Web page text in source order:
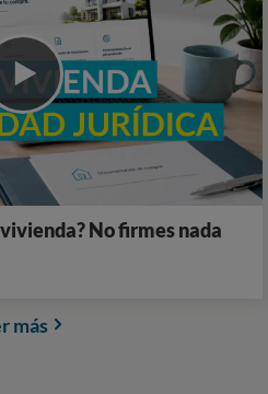
No firmes nada
más